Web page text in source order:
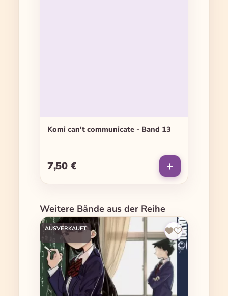
Komi can't communicate - Band 13
Regulärer Preis:
7,50 €
Produktgalerie überspringen
Weitere Bände aus der Reihe
AUSVERKAUFT